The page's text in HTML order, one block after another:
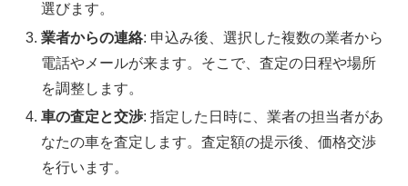
選びます。
業者からの連絡: 申込み後、選択した複数の業者から
電話やメールが来ます。そこで、査定の日程や場所
を調整します。
車の査定と交渉: 指定した日時に、業者の担当者があ
なたの車を査定します。査定額の提示後、価格交渉
を行います。